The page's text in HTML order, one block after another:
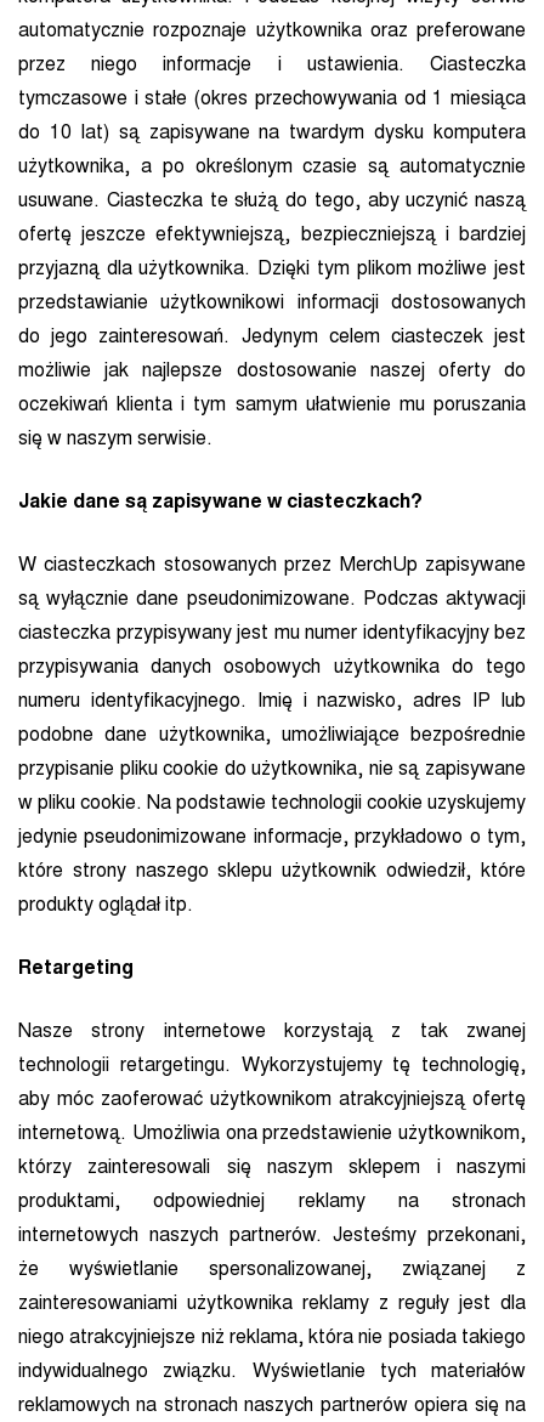
automatycznie rozpoznaje użytkownika oraz preferowane
przez niego informacje i ustawienia. Ciasteczka
tymczasowe i stałe (okres przechowywania od 1 miesiąca
do 10 lat) są zapisywane na twardym dysku komputera
użytkownika, a po określonym czasie są automatycznie
usuwane. Ciasteczka te służą do tego, aby uczynić naszą
ofertę jeszcze efektywniejszą, bezpieczniejszą i bardziej
przyjazną dla użytkownika. Dzięki tym plikom możliwe jest
przedstawianie użytkownikowi informacji dostosowanych
do jego zainteresowań. Jedynym celem ciasteczek jest
możliwie jak najlepsze dostosowanie naszej oferty do
oczekiwań klienta i tym samym ułatwienie mu poruszania
się w naszym serwisie.
Jakie dane są zapisywane w ciasteczkach?
W ciasteczkach stosowanych przez MerchUp zapisywane
są wyłącznie dane pseudonimizowane. Podczas aktywacji
ciasteczka przypisywany jest mu numer identyfikacyjny bez
przypisywania danych osobowych użytkownika do tego
numeru identyfikacyjnego. Imię i nazwisko, adres IP lub
podobne dane użytkownika, umożliwiające bezpośrednie
przypisanie pliku cookie do użytkownika, nie są zapisywane
w pliku cookie. Na podstawie technologii cookie uzyskujemy
jedynie pseudonimizowane informacje, przykładowo o tym,
które strony naszego sklepu użytkownik odwiedził, które
produkty oglądał itp.
Retargeting
Nasze strony internetowe korzystają z tak zwanej
technologii retargetingu. Wykorzystujemy tę technologię,
aby móc zaoferować użytkownikom atrakcyjniejszą ofertę
internetową. Umożliwia ona przedstawienie użytkownikom,
którzy zainteresowali się naszym sklepem i naszymi
produktami, odpowiedniej reklamy na stronach
internetowych naszych partnerów. Jesteśmy przekonani,
że wyświetlanie spersonalizowanej, związanej z
zainteresowaniami użytkownika reklamy z reguły jest dla
niego atrakcyjniejsze niż reklama, która nie posiada takiego
indywidualnego związku. Wyświetlanie tych materiałów
reklamowych na stronach naszych partnerów opiera się na